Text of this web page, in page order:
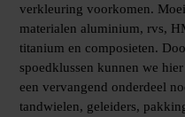
verkleuring voorkomen.
materialen aluminium, rvs,
titanium en composieten.
spoedklussen kunnen we
een vervangend onderdeel
tandwielen, geleiders,